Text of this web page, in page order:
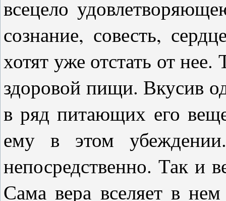
всецело
сознание, совесть,
хотят уже отстать от
здоровой пищи. Вкусив
в ряд питающих его
ему в этом
непосредственно. Так и
Сама вера вселяет в